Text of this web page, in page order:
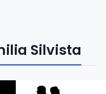
Silvista